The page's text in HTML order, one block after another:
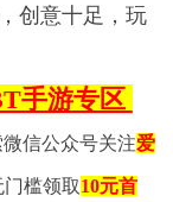
创意十足，玩
手游专区
信公众号关注爱
门槛领取10元首